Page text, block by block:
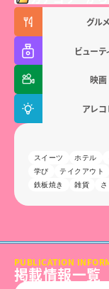
グルメ
ビューテ
映画
アレコ
スイーツ ホテル
学び
テイクアウト
鉄板焼き
雑貨
PUBLICATION
掲載情報一覧